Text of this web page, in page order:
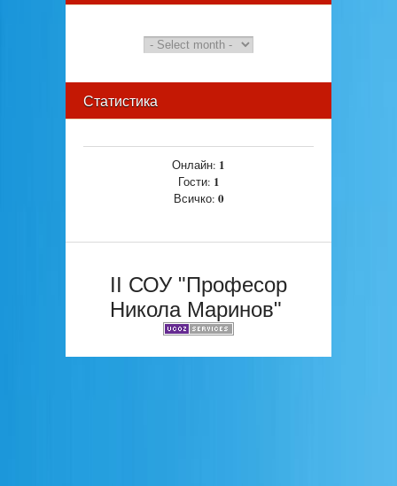
Статистика
Онлайн: 1
Гости: 1
Всичко: 0
II СОУ "Професор
Никола Маринов"